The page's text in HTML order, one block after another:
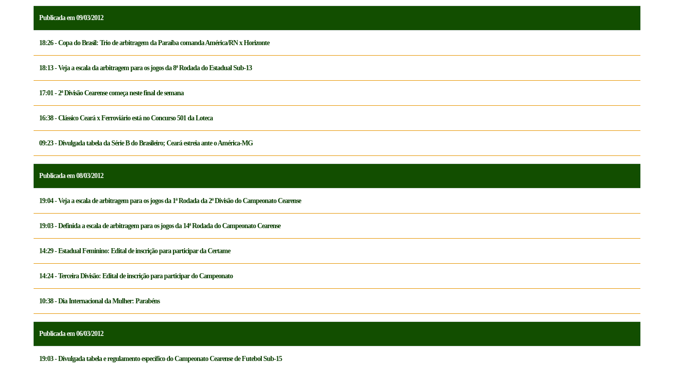
Publicada em 09/03/2012
18:26 - Copa do Brasil: Trio de arbitragem da Paraíba comanda América/RN x Horizonte
18:13 - Veja a escala da arbitragem para os jogos da 8ª Rodada do Estadual Sub-13
17:01 - 2ª Divisão Cearense começa neste final de semana
16:38 - Clássico Ceará x Ferroviário está no Concurso 501 da Loteca
09:23 - Divulgada tabela da Série B do Brasileiro; Ceará estreia ante o América-MG
Publicada em 08/03/2012
19:04 - Veja a escala de arbitragem para os jogos da 1ª Rodada da 2ª Divisão do Campeonato Cearense
19:03 - Definida a escala de arbitragem para os jogos da 14ª Rodada do Campeonato Cearense
14:29 - Estadual Feminino: Edital de inscrição para participar da Certame
14:24 - Terceira Divisão: Edital de inscrição para participar do Campeonato
10:38 - Dia Internacional da Mulher: Parabéns
Publicada em 06/03/2012
19:03 - Divulgada tabela e regulamento específico do Campeonato Cearense de Futebol Sub-15